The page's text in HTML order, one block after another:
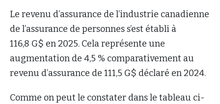
Le revenu d’assurance de l’industrie canadienne
de l’assurance de personnes s’est établi à
116,8 G$ en 2025. Cela représente une
augmentation de 4,5 % comparativement au
revenu d’assurance de 111,5 G$ déclaré en 2024.
Comme on peut le constater dans le tableau ci-